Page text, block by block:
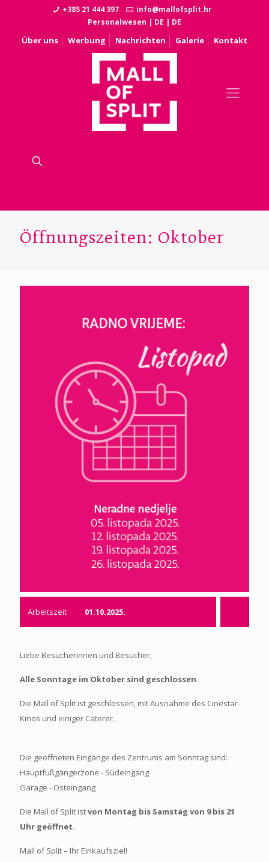
+385 21 444 397
info@mallofsplit.hr
Personalwesen | DE | DE
Über uns Werbung Nachrichten Galerie Kontakt
Öffnungszeiten: Oktober
Arbeitszeit 01.10.2025.
Liebe Besucherinnen und Besucher,
Alle Sonntage im Oktober sind geschlossen.
Die Mall of Split ist geschlossen, mit Ausnahme des Cinestar-
Kinos und einiger Caterer.
Die geöffneten Eingänge des Zentrums am Sonntag sind:
Hauptfußgängerzone - Südeingang
Garage - Osteingang
Die Mall of Split istvon Montag bis Samstag von 9 bis 21
Uhr geöffnet.
Mall of Split – Ihr Einkaufsziel!